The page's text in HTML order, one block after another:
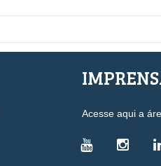
Acesse aqui a